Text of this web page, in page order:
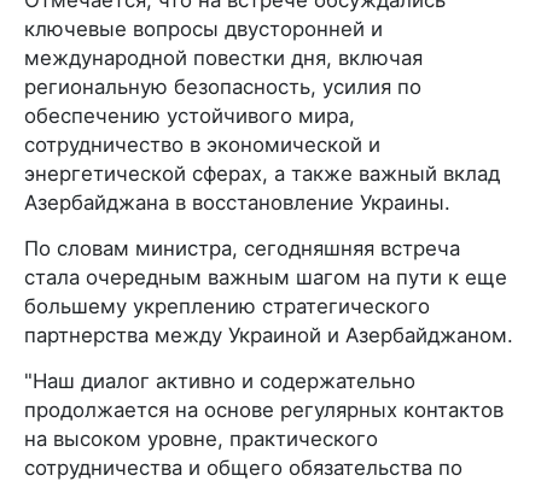
ключевые вопросы двусторонней и
международной повестки дня, включая
региональную безопасность, усилия по
обеспечению устойчивого мира,
сотрудничество в экономической и
энергетической сферах, а также важный вклад
Азербайджана в восстановление Украины.
По словам министра, сегодняшняя встреча
стала очередным важным шагом на пути к еще
большему укреплению стратегического
партнерства между Украиной и Азербайджаном.
"Наш диалог активно и содержательно
продолжается на основе регулярных контактов
на высоком уровне, практического
сотрудничества и общего обязательства по